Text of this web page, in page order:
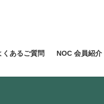
くあるご質問 NOC 会員紹介